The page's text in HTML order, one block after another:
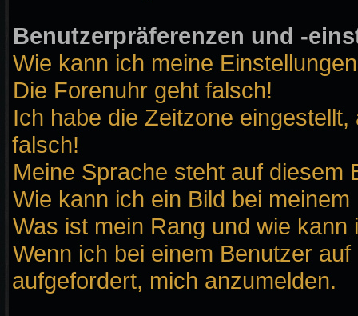
Benutzerpräferenzen und -
Wie kann ich meine
Die Forenuhr geht falsch!
Ich habe die Zeitzone
falsch!
Meine Sprache steht auf diesem
Wie kann ich ein Bild bei
Was ist mein Rang und wie kann
Wenn ich bei einem Benutzer
aufgefordert, mich anzumelden.